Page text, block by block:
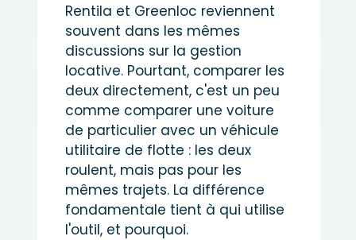
Rentila et Greenloc reviennent
souvent dans les mêmes
discussions sur la gestion
locative. Pourtant, comparer les
deux directement, c'est un peu
comme comparer une voiture
de particulier avec un véhicule
utilitaire de flotte : les deux
roulent, mais pas pour les
mêmes trajets. La différence
fondamentale tient à qui utilise
l'outil, et pourquoi.